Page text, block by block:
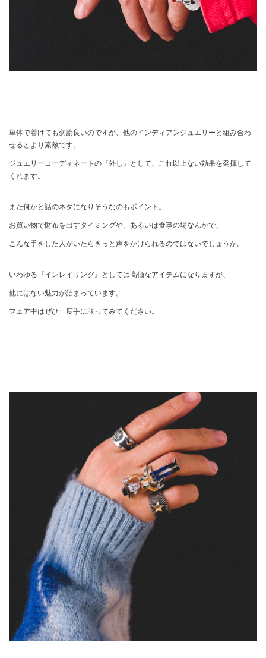
単体で着けても勿論良いのですが、他のインディアンジュエリーと組み合わ
せるとより素敵です。
ジュエリーコーディネートの『外し』として、これ以上ない効果を発揮して
くれます。
また何かと話のネタになりそうなのもポイント。
お買い物で財布を出すタイミングや、あるいは食事の場なんかで、
こんな手をした人がいたらきっと声をかけられるのではないでしょうか。
いわゆる『インレイリング』としては高価なアイテムになりますが、
他にはない魅力が詰まっています。
フェア中はぜひ一度手に取ってみてください。